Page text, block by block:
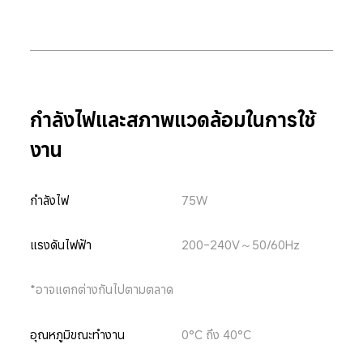
กำลังไฟและสภาพแวดล้อมในการใช้
งาน
กำลังไฟ 75W
แรงดันไฟฟ้า 200-240V～50/60Hz
*อาจแตกต่างกันไปตามตลาด
อุณหภูมิขณะทำงาน 0°C ถึง 40°C